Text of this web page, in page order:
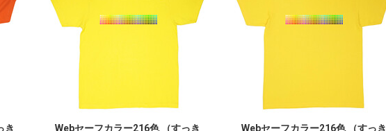
き
Webセーフカラー216色 （すっき
Webセーフカラー216色 （すっき